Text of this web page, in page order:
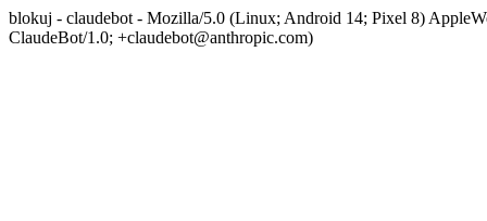
blokuj - claudebot - Mozilla/5.0 (Linux; Android 14; Pixel 8)
ClaudeBot/1.0; +claudebot@anthropic.com)